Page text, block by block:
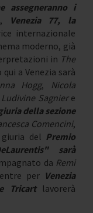
assegneranno i
Venezia 77, la
internazionale
moderno, già
in The
a Venezia sarà
Hogg, Nicola
Ludivine Sagniere
della sezione
Comencini,
del Premio
sarà
da Remi
per Venezia
Tricart lavorerà